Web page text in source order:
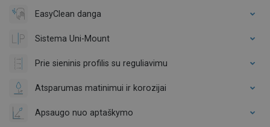
EasyClean danga
Sistema Uni-Mount
Prie sieninis profilis su reguliavimu
Atsparumas matinimui ir korozijai
Apsaugo nuo aptaškymo